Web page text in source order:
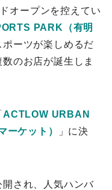
オープンを控えてい
PARK（有明
ポーツが楽しめるだ
のお店が誕生しま
ACTLOW URBAN
ーケット）
」に決
され、人気ハンバ